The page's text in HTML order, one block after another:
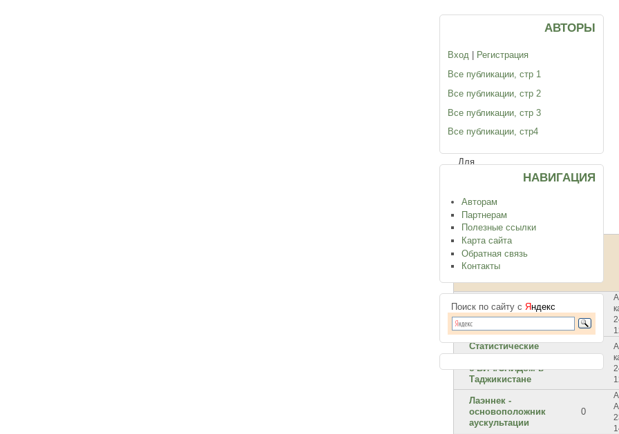
Организация
и
история
медицины;
менеджмент
здравоохранения
Для
войдите
в
систему.
Тема
Социальные
болезни: сахарный
диабет в Армении
0
Статистические
данные по борьбе
с ВИЧ/СПИДом в
Таджикистане
Лаэннек -
основоположник
аускультации
0
АВТОРЫ
Вход | Регистрация
Все публикации, стр 1
Все публикации, стр 2
Все публикации, стр 3
Все публикации, стр4
НАВИГАЦИЯ
Авторам
Партнерам
Полезные ссылки
Карта сайта
Обратная связь
Контакты
Поиск по сайту с Яндекс